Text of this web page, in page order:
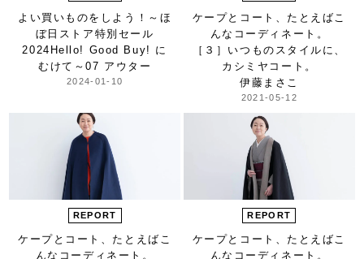
よい買いものをしよう！ ～ほ
ぼ日ストア特別セール
2024 Hello! Good Buy! に
むけて～07 アウター
2024-01-10
ケープとコート、 たとえばこ
んなコーディネート。
［３］いつものスタイルに、
カシミヤコート。
伊藤まさこ
2021-05-12
REPORT
ケープとコート、 たとえばこ
んなコーディネート。
REPORT
ケープとコート、 たとえばこ
んなコーディネート。